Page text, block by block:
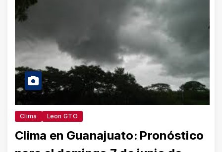
Clima Leon GTO
Clima en Guanajuato: Pronóstico